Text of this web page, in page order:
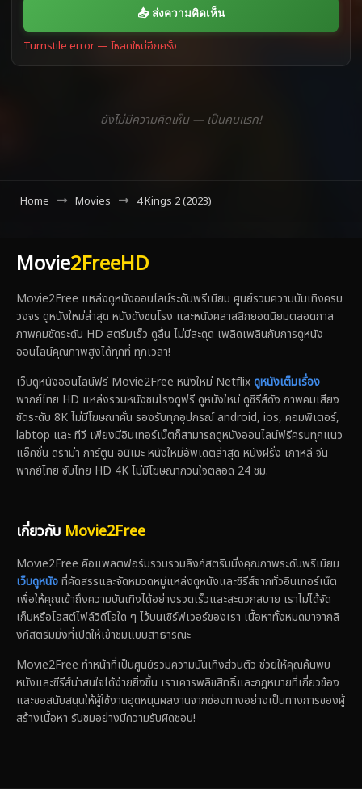
📤 ส่งความคิดเห็น
Turnstile error — โหลดใหม่อีกครั้ง
ยังไม่มีความคิดเห็น — เป็นคนแรก!
Home Movies 4 Kings 2 (2023)
Movie2FreeHD
Movie2Free แหล่งดูหนังออนไลน์ระดับพรีเมียม ศูนย์รวมความบันเทิงครบ
วงจร ดูหนังใหม่ล่าสุด หนังดังชนโรง และหนังคลาสสิกยอดนิยมตลอดกาล
ภาพคมชัดระดับ HD สตรีมเร็ว ดูลื่น ไม่มีสะดุด เพลิดเพลินกับการดูหนัง
ออนไลน์คุณภาพสูงได้ทุกที่ ทุกเวลา!
เว็บดูหนังออนไลน์ฟรี Movie2Free หนังใหม่ Netflixดูหนังเต็มเรื่อง
พากย์ไทย HD แหล่งรวมหนังชนโรงดูฟรี ดูหนังใหม่ ดูซีรีส์ดัง ภาพคมเสียง
ชัดระดับ 8K ไม่มีโฆษณาคั่น รองรับทุกอุปกรณ์ android, ios, คอมพิเตอร์,
labtop และ ทีวี เพียงมีอินเทอร์เน็ตก็สามารถดูหนังออนไลน์ฟรีครบทุกแนว
แอ็คชั่น ดราม่า การ์ตูน อนิเมะ หนังใหม่อัพเดตล่าสุด หนังฝรั่ง เกาหลี จีน
พากย์ไทย ซับไทย HD 4K ไม่มีโฆษณากวนใจตลอด 24 ชม.
เกี่ยวกับ Movie2Free
Movie2Free คือแพลตฟอร์มรวบรวมลิงก์สตรีมมิ่งคุณภาพระดับพรีเมียม
เว็บดูหนังที่คัดสรรและจัดหมวดหมู่แหล่งดูหนังและซีรีส์จากทั่วอินเทอร์เน็ต
เพื่อให้คุณเข้าถึงความบันเทิงได้อย่างรวดเร็วและสะดวกสบาย เราไม่ได้จัด
เก็บหรือโฮสต์ไฟล์วิดีโอใด ๆ ไว้บนเซิร์ฟเวอร์ของเรา เนื้อหาทั้งหมดมาจากลิ
งก์สตรีมมิ่งที่เปิดให้เข้าชมแบบสาธารณะ
Movie2Free ทำหน้าที่เป็นศูนย์รวมความบันเทิงส่วนตัว ช่วยให้คุณค้นพบ
หนังและซีรีส์น่าสนใจได้ง่ายยิ่งขึ้น เราเคารพลิขสิทธิ์และกฎหมายที่เกี่ยวข้อง
และขอสนับสนุนให้ผู้ใช้งานอุดหนุนผลงานจากช่องทางอย่างเป็นทางการของผู้
สร้างเนื้อหา รับชมอย่างมีความรับผิดชอบ!